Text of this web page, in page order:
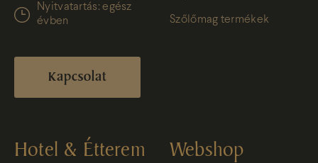
Nyitvatartás: egész
évben
Kapcsolat
Szőlőmag termékek
Hotel & Étterem Webshop